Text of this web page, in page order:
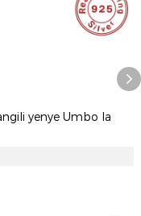
yenye Umbo la